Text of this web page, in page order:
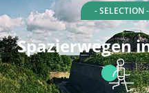
- SELECTION -
Spazierwegen